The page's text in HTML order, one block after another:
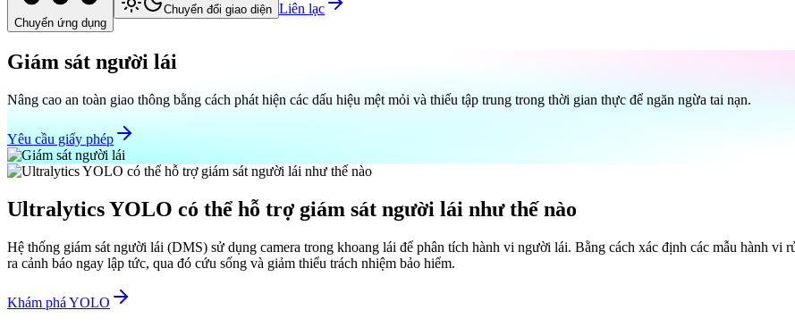
Chuyển ứng dụng
Chuyển đổi giao diện Liên lạc
Giám sát người lái
Nâng cao an toàn giao thông bằng cách phát hiện các dấu hiệu mệt mỏi và thiếu tập trung trong thời gian thực để ngăn ngừa tai nạn.
Yêu cầu giấy phép
Ultralytics YOLO có thể hỗ trợ giám sát người lái như thế nào
Hệ thống giám sát người lái (DMS) sử dụng camera trong khoang lái để phân tích hành vi người lái. Bằng cách xác định các mẫu hành vi
ra cảnh báo ngay lập tức, qua đó cứu sống và giảm thiểu trách nhiệm bảo hiểm.
Khám phá YOLO